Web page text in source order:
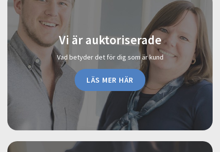
Vi är auktoriserade
Vad betyder det för dig som är kund
LÄS MER HÄR